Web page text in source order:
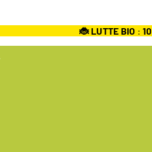
🐞 LUTTE BIO : 10